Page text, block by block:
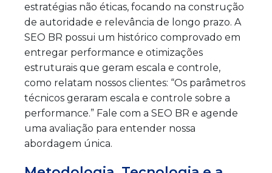
estratégias não éticas, focando na construção
de autoridade e relevância de longo prazo. A
SEO BR possui um histórico comprovado em
entregar performance e otimizações
estruturais que geram escala e controle,
como relatam nossos clientes: “Os parâmetros
técnicos geraram escala e controle sobre a
performance.” Fale com a SEO BR e agende
uma avaliação para entender nossa
abordagem única.